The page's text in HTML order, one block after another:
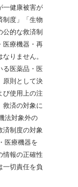
一健康被害が
制度」「生物
公的な救済制
医療機器・再
りません。
る医薬品・医
原則として決
び使用上の注
救済の対象に
法対象外の
済制度の対象
医療機器を
情報の正確性
一切責任を負